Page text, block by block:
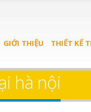
GIỚI THIỆU THIẾT KẾ
hà nội